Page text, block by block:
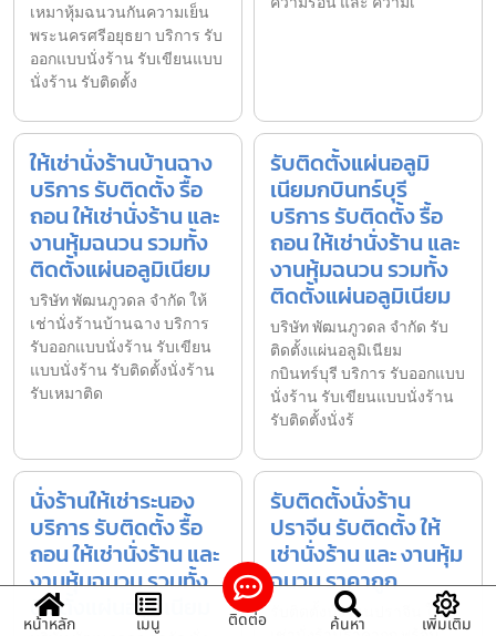
เหมาหุ้มฉนวนกันความเย็น
พระนครศรีอยุธยา บริการ รับ
ออกแบบนั่งร้าน รับเขียนแบบ
นั่งร้าน รับติดตั้ง
ให้เช่านั่งร้านบ้านฉาง
บริการ รับติดตั้ง รื้อ
ถอน ให้เช่านั่งร้าน และ
งานหุ้มฉนวน รวมทั้ง
ติดตั้งแผ่นอลูมิเนียม
บริษัท พัฒนภูวดล จำกัด ให้
เช่านั่งร้านบ้านฉาง บริการ
รับออกแบบนั่งร้าน รับเขียน
แบบนั่งร้าน รับติดตั้งนั่งร้าน
รับเหมาติด
รับติดตั้งแผ่นอลูมิ
เนียมกบินทร์บุรี
บริการ รับติดตั้ง รื้อ
ถอน ให้เช่านั่งร้าน และ
งานหุ้มฉนวน รวมทั้ง
ติดตั้งแผ่นอลูมิเนียม
บริษัท พัฒนภูวดล จำกัด รับ
ติดตั้งแผ่นอลูมิเนียม
กบินทร์บุรี บริการ รับออกแบบ
นั่งร้าน รับเขียนแบบนั่งร้าน
รับติดตั้งนั่งร้
นั่งร้านให้เช่าระนอง
บริการ รับติดตั้ง รื้อ
ถอน ให้เช่านั่งร้าน และ
งานหุ้มฉนวน รวมทั้ง
ติดตั้งแผ่นอลูมิเนียม
รับติดตั้งนั่งร้าน
ปราจีน รับติดตั้ง ให้
เช่านั่งร้าน และ งานหุ้ม
ฉนวน ราคาถูก
รับติดตั้งนั่งร้านปราจีน ให้
หน้าหลัก เมนู ติดต่อ ค้นหา เพิ่มเติม